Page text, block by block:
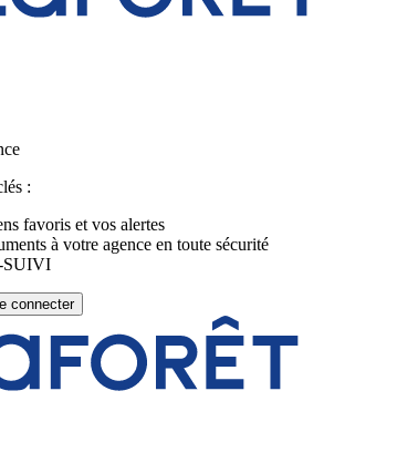
:
favoris et vos alertes
à votre agence en toute sécurité
SUIVI
connecter